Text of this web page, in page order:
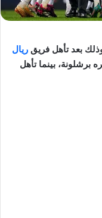
بعد تأهل فريق ريال
برشلونة، بينما تأهل